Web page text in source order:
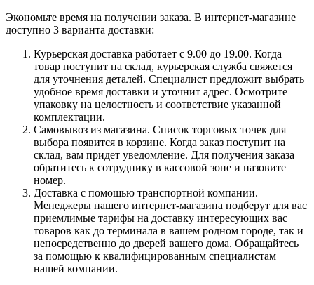
Экономьте время на получении заказа. В интернет-магазине
доступно 3 варианта доставки:
Курьерская доставка работает с 9.00 до 19.00. Когда
товар поступит на склад, курьерская служба свяжется
для уточнения деталей. Специалист предложит выбрать
удобное время доставки и уточнит адрес. Осмотрите
упаковку на целостность и соответствие указанной
комплектации.
Самовывоз из магазина. Список торговых точек для
выбора появится в корзине. Когда заказ поступит на
склад, вам придет уведомление. Для получения заказа
обратитесь к сотруднику в кассовой зоне и назовите
номер.
Доставка с помощью транспортной компании.
Менеджеры нашего интернет-магазина подберут для вас
приемлимые тарифы на доставку интересующих вас
товаров как до терминала в вашем родном городе, так и
непосредственно до дверей вашего дома. Обращайтесь
за помощью к квалифицированным специалистам
нашей компании.